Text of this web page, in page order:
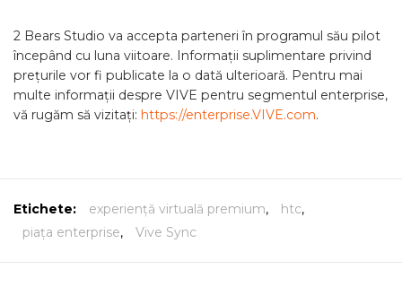
2 Bears Studio va accepta parteneri în programul său pilot
începând cu luna viitoare. Informații suplimentare privind
prețurile vor fi publicate la o dată ulterioară. Pentru mai
multe informații despre VIVE pentru segmentul enterprise,
vă rugăm să vizitați: https://enterprise.VIVE.com.
Etichete: experiență virtuală premium, htc,
piața enterprise, Vive Sync